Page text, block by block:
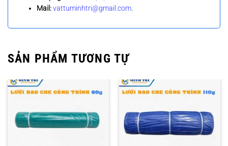
Mail:vattuminhtri@gmail.com
SẢN PHẨM TƯƠNG TỰ